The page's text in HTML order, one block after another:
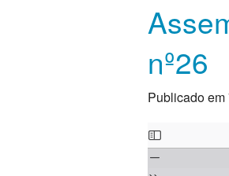
nº26
Publicado em
Skip
to